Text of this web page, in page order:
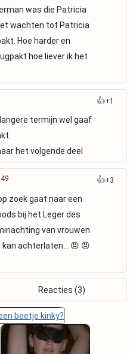
was die Patricia
wachten tot Patricia
Hoe harder en
hoe liever ik het
termijn wel gaaf
het volgende deel
👍+1
zoek gaat naar een
bij het Leger des
van vrouwen
achterlaten... 😠 😠
👍+3
Reacties (3)